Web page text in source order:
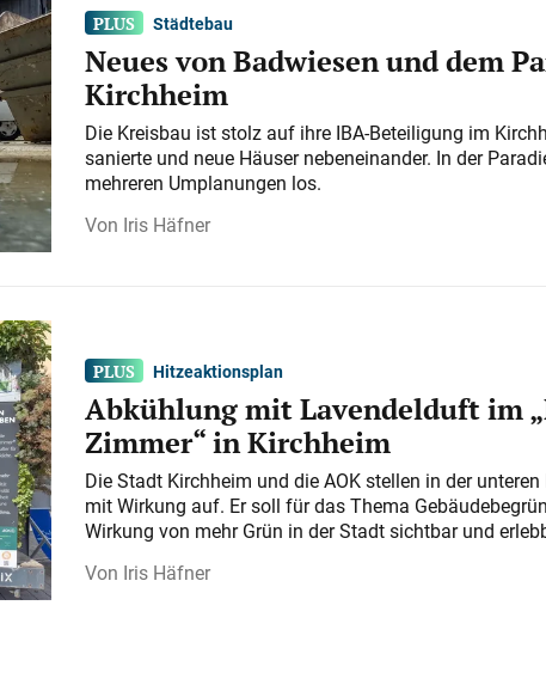
Städtebau
Neues von Badwiesen und dem
Kirchheim
Die Kreisbau ist stolz auf ihre IBA-Beteiligung im
sanierte und neue Häuser nebeneinander. In der
mehreren Umplanungen los.
Iris Häfner
Hitzeaktionsplan
Abkühlung mit Lavendelduft im
Zimmer“ in Kirchheim
Die Stadt Kirchheim und die AOK stellen in der
mit Wirkung auf. Er soll für das Thema
Wirkung von mehr Grün in der Stadt sichtbar und
Iris Häfner